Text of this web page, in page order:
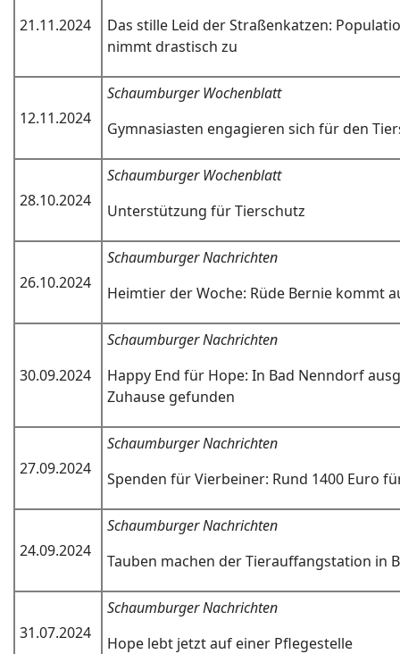
21.11.2024
Das stille Leid der Straßenkatzen:
nimmt drastisch zu
12.11.2024
Schaumburger Wochenblatt
Gymnasiasten engagieren sich für den
28.10.2024
Schaumburger Wochenblatt
Unterstützung für Tierschutz
26.10.2024
Schaumburger Nachrichten
Heimtier der Woche: Rüde Bernie kommt
30.09.2024
Schaumburger Nachrichten
Happy End für Hope: In Bad Nenndorf
Zuhause gefunden
27.09.2024
Schaumburger Nachrichten
Spenden für Vierbeiner: Rund 1400 Euro
24.09.2024
Schaumburger Nachrichten
Tauben machen der Tierauffangstation in
31.07.2024
Schaumburger Nachrichten
Hope lebt jetzt auf einer Pflegestelle